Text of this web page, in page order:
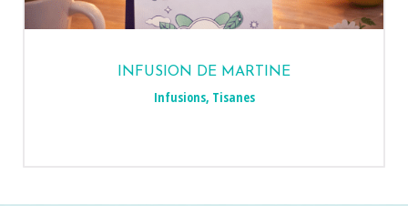
INFUSION DE MARTINE
Infusions, Tisanes